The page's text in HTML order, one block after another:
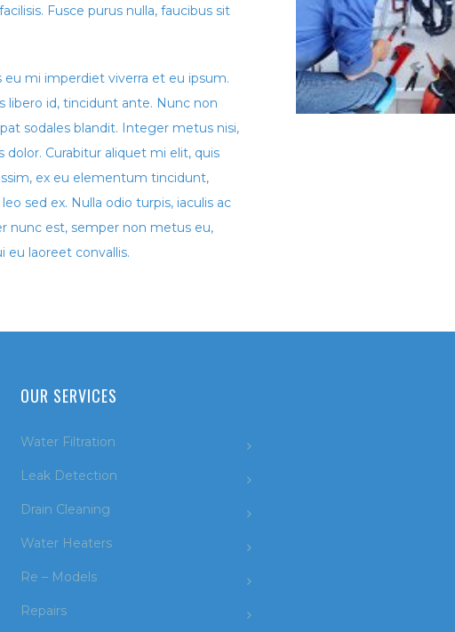
Fusce purus nulla, faucibus sit
eu mi imperdiet viverra et eu ipsum.
libero id, tincidunt ante. Nunc non
sodales blandit. Integer metus nisi,
Curabitur aliquet mi elit, quis
ex eu elementum tincidunt,
sed ex. Nulla odio turpis, iaculis ac
nunc est, semper non metus eu,
eu laoreet convallis.
OUR SERVICES
Water Filtration
Leak Detection
Drain Cleaning
Water Heaters
Re – Models
Repairs